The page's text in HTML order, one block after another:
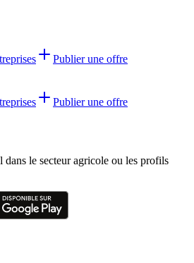
Publier une offre
Publier une offre
le secteur agricole ou les profils